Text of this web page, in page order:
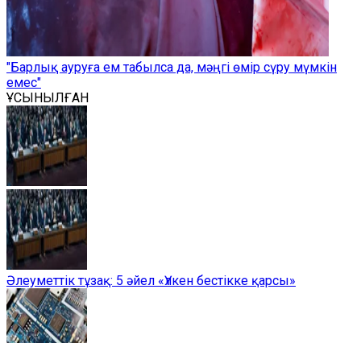
"Барлық ауруға ем табылса да, мәңгі өмір сүру мүмкін
емес"
ҰСЫНЫЛҒАН
Әлеуметтік тұзақ: 5 әйел «Үлкен бестікке қарсы»